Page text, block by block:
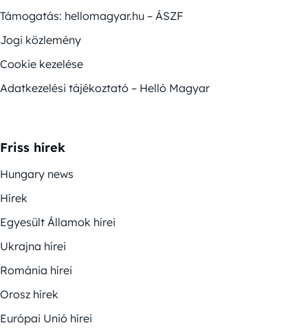
Támogatás: hellomagyar.hu – ÁSZF
Jogi közlemény
Cookie kezelése
Adatkezelési tájékoztató – Helló Magyar
Friss hírek
Hungary news
Hírek
Egyesült Államok hírei
Ukrajna hírei
Románia hírei
Orosz hírek
Európai Unió hírei